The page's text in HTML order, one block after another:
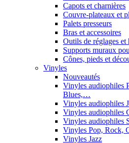
Capots et charnières
Couvre-plateaux et
Palets presseurs
Bras et accessoires
Outils de réglages et
Supports muraux
Cônes, pieds et
Vinyles
Nouveautés
Vinyles audiophiles
Blues,…
Vinyles audiophiles
Vinyles audiophiles
Vinyles audiophiles
Vinyles Pop, Rock,
Vinyles Jazz